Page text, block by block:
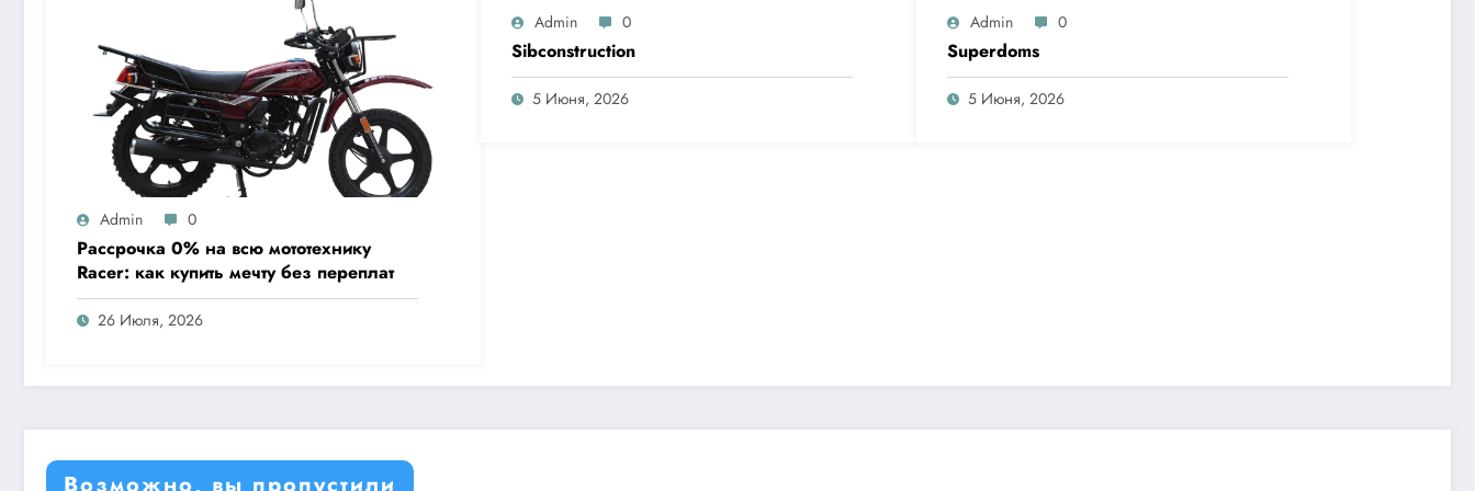
Admin 0
Рассрочка 0% на всю мототехнику
Racer: как купить мечту без переплат
26 Июля, 2026
Admin 0
Sibconstruction
5 Июня, 2026
Admin 0
Superdoms
5 Июня, 2026